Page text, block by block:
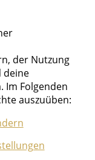
der Nutzung
deine
Im Folgenden
auszuüben: